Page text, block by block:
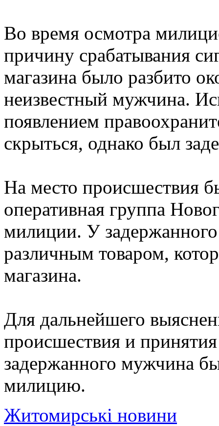
Во время осмотра
причину срабатывания
магазина было разбито
неизвестный мужчина.
появлением
скрыться, однако был
На место происшествия
оперативная группа
милиции. У
различным товаром,
магазина.
Для дальнейшего
происшествия и
задержанного мужчина
милицию.
Житомирські новини